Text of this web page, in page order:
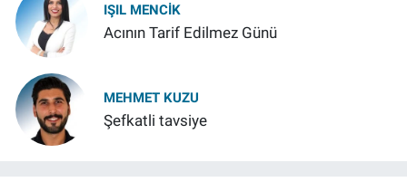
IŞIL MENCIK
Acının Tarif Edilmez Günü
MEHMET KUZU
Şefkatli tavsiye